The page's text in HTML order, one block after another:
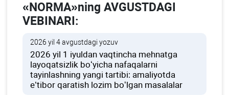
«NORMA»ning AVGUSTDAGI
VEBINARI:
2026 yil 4 avgustdagi yozuv
2026 yil 1 iyuldan vaqtincha mehnatga
layoqatsizlik boʻyicha nafaqalarni
tayinlashning yangi tartibi: amaliyotda
e’tibor qaratish lozim boʻlgan masalalar